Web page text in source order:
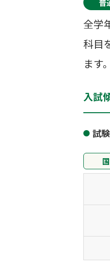
普
全学
科目
ます
入試
試